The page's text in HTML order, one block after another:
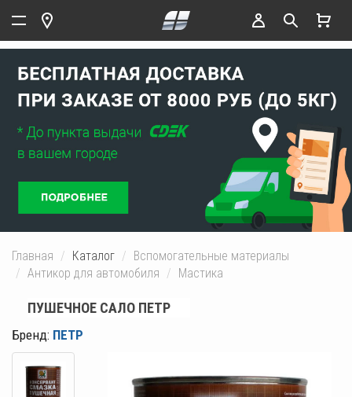
Главная Каталог
Вспомогательные материалы
Антикор для автомобиля
Мастика
ПУШЕЧНОЕ САЛО ПЕТР
Бренд: ПЕТР